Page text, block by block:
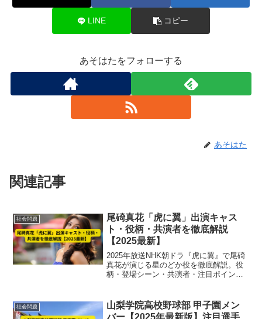
LINE コピー
あそはたをフォローする
あそはた
関連記事
社会問題
尾碕真花「虎に翼」出演キャス
ト・役柄・共演者を徹底解説
【2025最新】
2025年放送NHK朝ドラ『虎に翼』で尾碕
真花が演じる星のどか役を徹底解説。役
柄・登場シーン・共演者・注目ポイント
社会問題
山梨学院高校野球部 甲子園メン
バー【2025年最新版】注目選手